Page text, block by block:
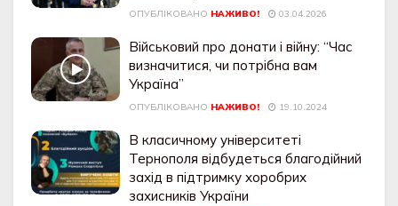
ОПУБЛІКОВАНО НАЖИВО! 03.04.2026
Військовий про донати і війну: “Час
визначитися, чи потрібна вам
Україна”
ОПУБЛІКОВАНО НАЖИВО! 19.10.2024
В класичному університеті
Тернополя відбудеться благодійний
захід в підтримку хоробрих
захисників України